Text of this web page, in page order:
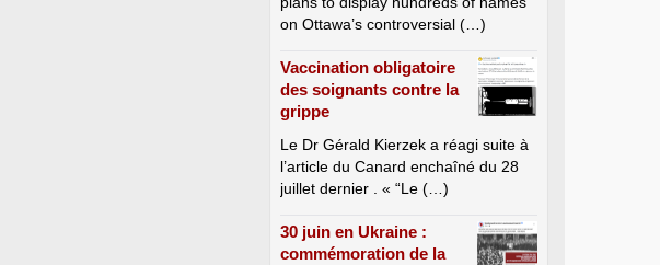
on Ottawa’s controversial (…)
Vaccination obligatoire
des soignants contre la
grippe
Le Dr Gérald Kierzek a réagi suite à
l’article du Canard enchaîné du 28
juillet dernier . « “Le (…)
30 juin en Ukraine :
commémoration de la